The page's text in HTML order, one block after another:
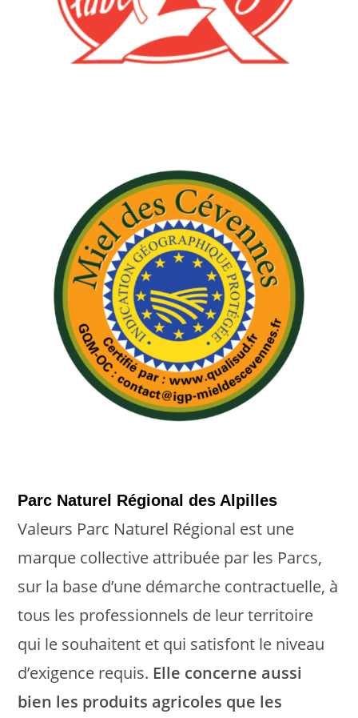
Parc Naturel Régional des Alpilles
Valeurs Parc Naturel Régional est une
marque collective attribuée par les Parcs,
sur la base d’une démarche contractuelle, à
tous les professionnels de leur territoire
qui le souhaitent et qui satisfont le niveau
d’exigence requis. Elle concerne aussi
bien les produits agricoles que les